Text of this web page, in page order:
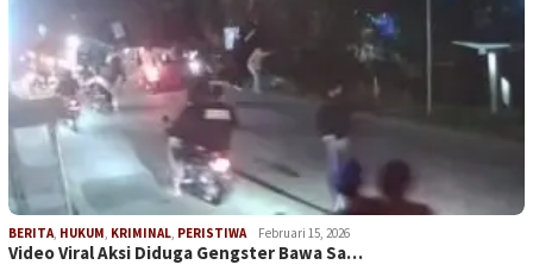
BERITA HUKUM KRIMINAL PERISTIWA Februari 15, 2026
Video Viral Aksi Diduga Gengster Bawa Sa…